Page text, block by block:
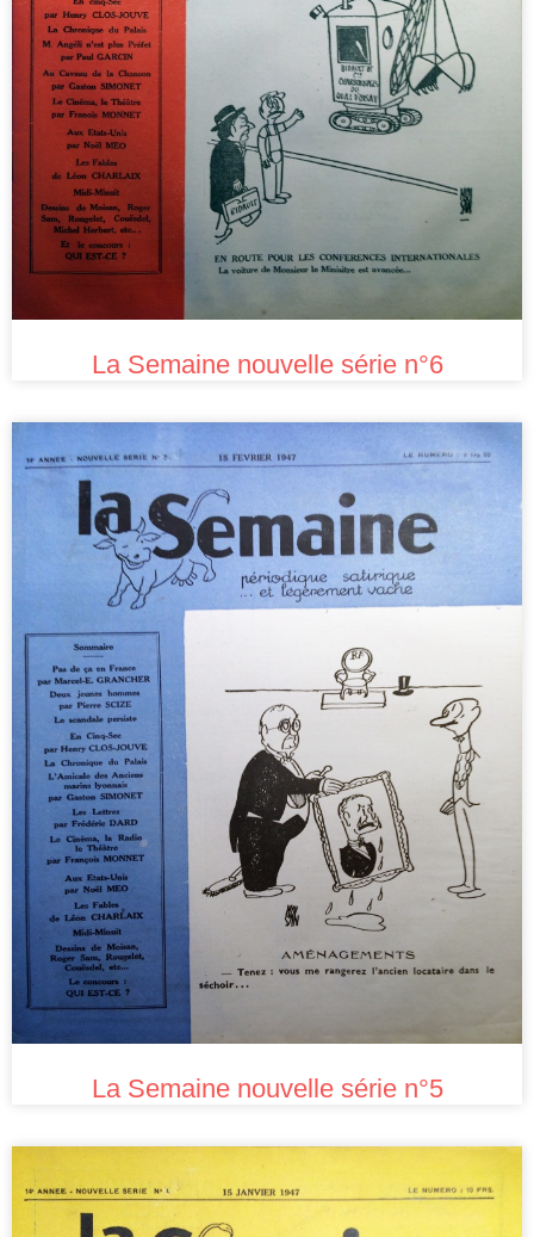
La Semaine nouvelle série n°6
La Semaine nouvelle série n°5